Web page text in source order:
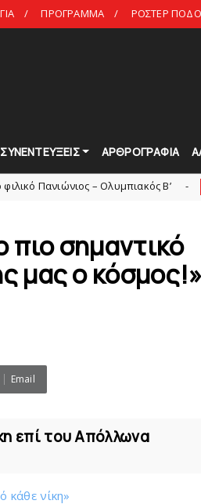
ΠΡΟΓΡΑΜΜΑ ΡΟΣΤΕΡ
ΣΥΝΕΝΤΕΥΞΕΙΣ ΑΡΘΡΟΓΡΑΦΙΑ
– Ολυμπιακός Β’ HEADLINES
πιο σημαντικό
μας ο κόσμος!»
Email
επί του Απόλλωνα
κάθε νίκη»